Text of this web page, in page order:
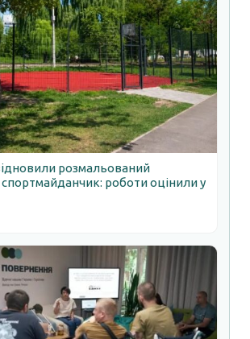
розмальований
роботи оцінили у